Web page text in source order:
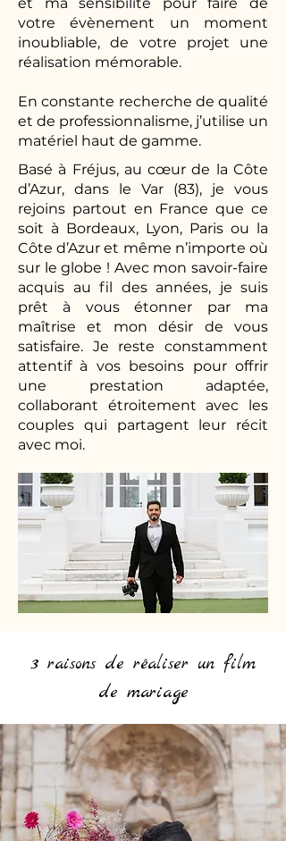
votre évènement un moment
inoubliable, de votre projet une
réalisation mémorable.
En constante recherche de qualité
et de professionnalisme, j’utilise un
matériel haut de gamme.
Basé à Fréjus, au cœur de la Côte
d’Azur, dans le Var (83), je vous
rejoins partout en France que ce
soit à Bordeaux, Lyon, Paris ou la
Côte d’Azur et même n’importe où
sur le globe ! Avec mon savoir-faire
acquis au fil des années, je suis
prêt à vous étonner par ma
maîtrise et mon désir de vous
satisfaire. Je reste constamment
attentif à vos besoins pour offrir
une prestation adaptée,
collaborant étroitement avec les
couples qui partagent leur récit
avec moi.
3 raisons de réaliser un film
de mariage